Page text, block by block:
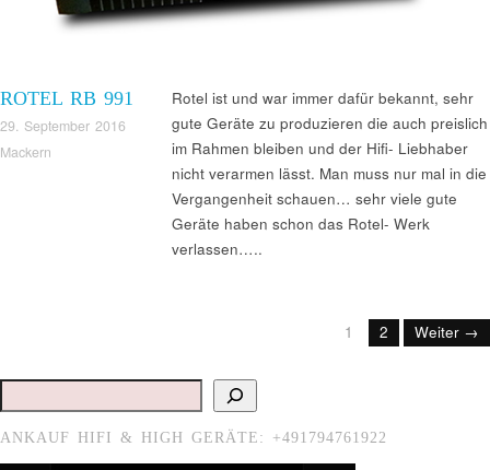
ROTEL RB 991
29. September 2016
Mackern
Rotel ist und war immer dafür bekannt, sehr
gute Geräte zu produzieren die auch preislich
im Rahmen bleiben und der Hifi- Liebhaber
nicht verarmen lässt. Man muss nur mal in die
Vergangenheit schauen… sehr viele gute
Geräte haben schon das Rotel- Werk
verlassen…..
1 2 Weiter →
Suchen
ANKAUF HIFI & HIGH GERÄTE: +491794761922